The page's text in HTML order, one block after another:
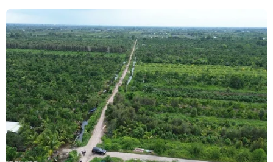
Kinh hướng tới trở thành
trung tâm AI toàn cầu năm
2030
08/08/2026 02:11
dụng AI trong công việc
07/08/2026 23:38